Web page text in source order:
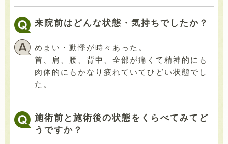
来院前はどんな状態・気持ちでしたか？
めまい・動悸が時々あった。
首、肩、腰、背中、全部が痛くて精神的にも
肉体的にもかなり疲れていてひどい状態でし
た。
施術前と施術後の状態をくらべてみてど
うですか？